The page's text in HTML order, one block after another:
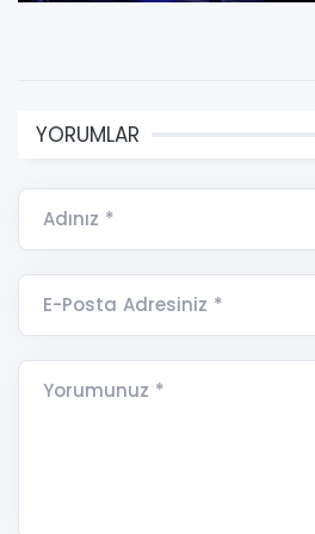
YORUMLAR
Adınız *
E-Posta Adresiniz *
Yorumunuz *